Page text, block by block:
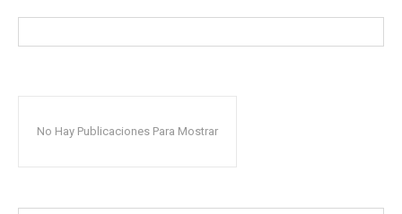
No Hay Publicaciones Para Mostrar